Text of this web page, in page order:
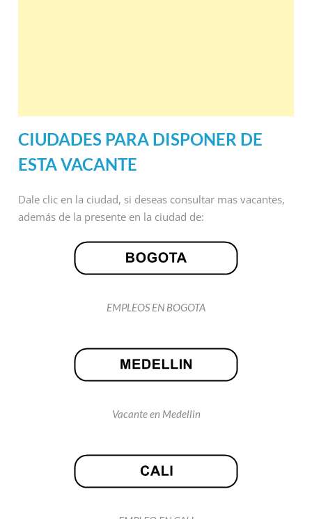
CIUDADES PARA DISPONER DE
ESTA VACANTE
Dale clic en la ciudad, si deseas consultar mas vacantes,
además de la presente en la ciudad de:
EMPLEOS EN BOGOTA
Vacante en Medellin